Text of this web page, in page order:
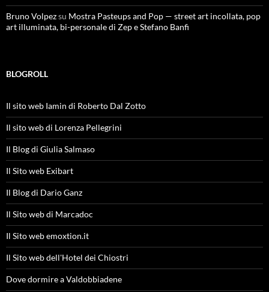
Bruno Volpezsu Mostra Pasteups and Pop — street art incollata, pop
art illuminata, bi-personale di Zep e Stefano Banfi
BLOGROLL
Il sito web Iamin di Roberto Dal Zotto
Il sito web di Lorenza Pellegrini
Il Blog di Giulia Salmaso
Il Sito web Exibart
Il Blog di Dario Ganz
Il Sito web di Marcadoc
Il Sito web emoxtion.it
Il Sito web dell'Hotel dei Chiostri
Dove dormire a Valdobbiadene